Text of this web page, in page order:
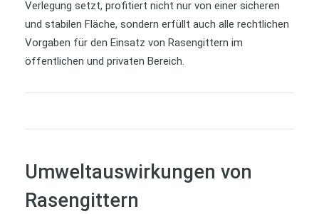
Verlegung setzt, profitiert nicht nur von einer sicheren
und stabilen Fläche, sondern erfüllt auch alle rechtlichen
Vorgaben für den Einsatz von Rasengittern im
öffentlichen und privaten Bereich.
Umweltauswirkungen von
Rasengittern